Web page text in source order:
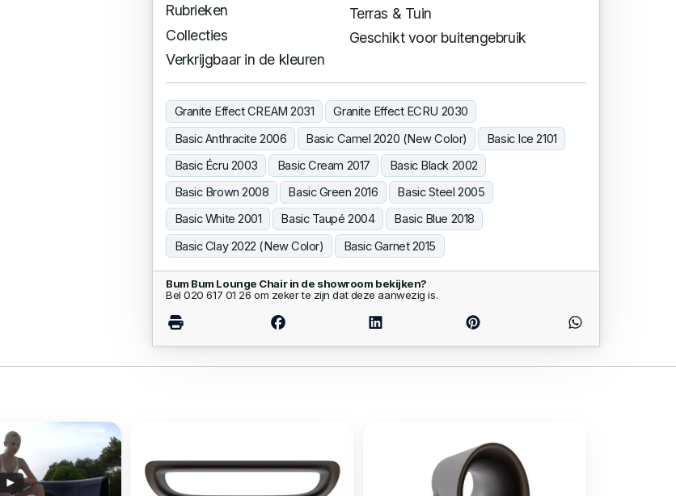
Rubrieken
Terras & Tuin
Collecties
Geschikt voor buitengebruik
Verkrijgbaar in de kleuren
Granite Effect CREAM 2031
Granite Effect ECRU 2030
Basic Anthracite 2006
Basic Camel 2020 (New Color)
Basic Ice 2101
Basic Écru 2003
Basic Cream 2017
Basic Black 2002
Basic Brown 2008
Basic Green 2016
Basic Steel 2005
Basic White 2001
Basic Taupé 2004
Basic Blue 2018
Basic Clay 2022 (New Color)
Basic Garnet 2015
Bum Bum Lounge Chair in de showroom bekijken?
Bel 020 617 01 26 om zeker te zijn dat deze aanwezig is.